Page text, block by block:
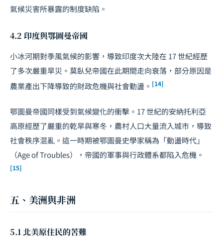
氣候災害所暴露的制度缺陷。
4.2 印度與鄂圖曼帝國
小冰河期對季風氣候的影響，導致印度次大陸在 17 世紀經歷
了多次嚴重旱災。莫臥兒帝國在此期間走向衰落，部分原因是
農業產出下降導致的財政危機與社會動盪。 [14]
鄂圖曼帝國同樣受到氣候變化的衝擊。17 世紀的安納托利亞
高原經歷了嚴重的乾旱與寒冬，農村人口大量流入城市，導致
社會秩序混亂。這一時期被鄂圖曼史學家稱為「動盪時代」
（Age of Troubles），帝國的軍事與行政體系都陷入危機。
[15]
五、美洲與非洲
5.1 北美原住民的苦難